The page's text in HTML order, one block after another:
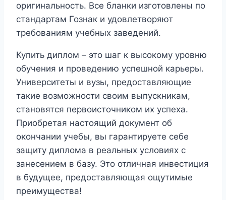
оригинальность. Все бланки изготовлены по
стандартам Гознак и удовлетворяют
требованиям учебных заведений.
Купить диплом – это шаг к высокому уровню
обучения и проведению успешной карьеры.
Университеты и вузы, предоставляющие
такие возможности своим выпускникам,
становятся первоисточником их успеха.
Приобретая настоящий документ об
окончании учебы, вы гарантируете себе
защиту диплома в реальных условиях с
занесением в базу. Это отличная инвестиция
в будущее, предоставляющая ощутимые
преимущества!